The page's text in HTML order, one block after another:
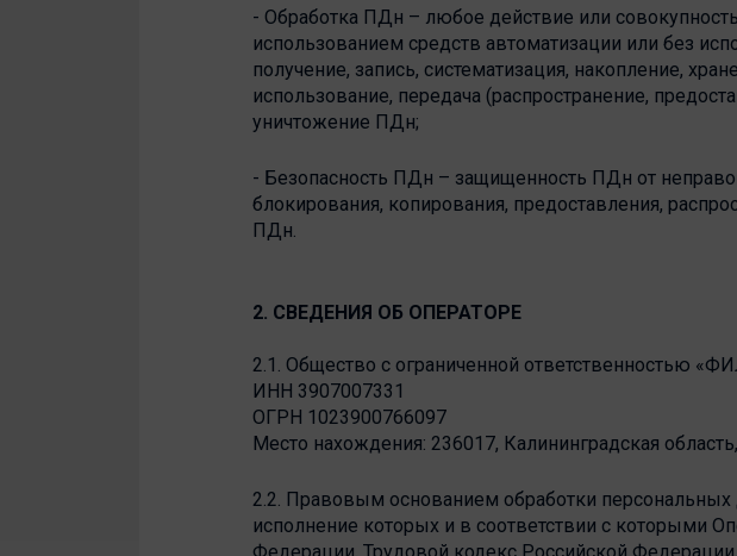
- Обработка ПДн – любое действие или
использованием средств автоматизации или без
получение, запись, систематизация, накопление,
использование, передача (распространение,
уничтожение ПДн;
- Безопасность ПДн – защищенность ПДн от
блокирования, копирования, предоставления,
ПДн.
2. СВЕДЕНИЯ ОБ ОПЕРАТОРЕ
2.1. Общество с ограниченной ответственностью
ИНН 3907007331
ОГРН 1023900766097
Место нахождения: 236017, Калининградская
2.2. Правовым основанием обработки
исполнение которых и в соответствии с которыми